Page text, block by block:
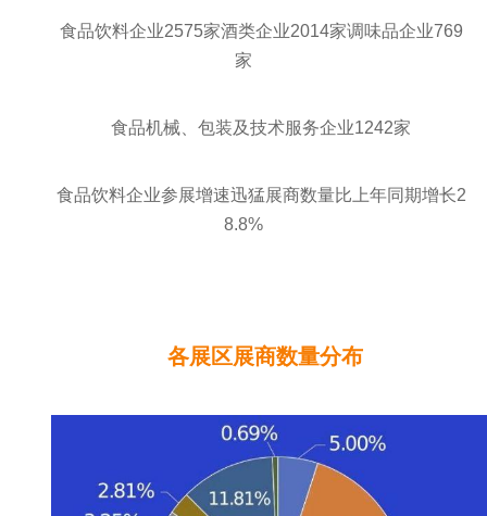
食品饮料企业2575家酒类企业2014家调味品企业769
家
食品机械、包装及技术服务企业1242家
食品饮料企业参展增速迅猛展商数量比上年同期增长2
8.8%
各展区展商数量分布